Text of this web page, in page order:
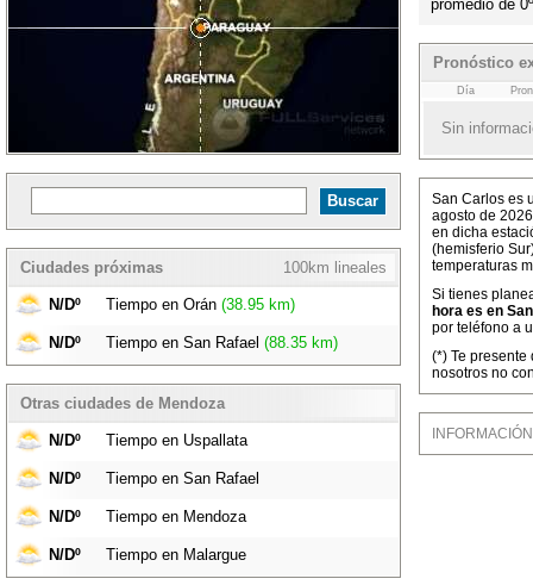
100km lineales
Ciudades próximas
N/Dº Tiempo en Orán (38.95 km)
N/Dº Tiempo en San Rafael (88.35 km)
Otras ciudades de Mendoza
N/Dº Tiempo en Uspallata
N/Dº Tiempo en San Rafael
N/Dº Tiempo en Mendoza
N/Dº Tiempo en Malargue
promedio de
Pronóstico
Día
Sin
San Carlos es
agosto de
en dicha
(hemisferio
temperaturas
Si tienes
hora es en
por teléfono a
(*) Te
nosotros no